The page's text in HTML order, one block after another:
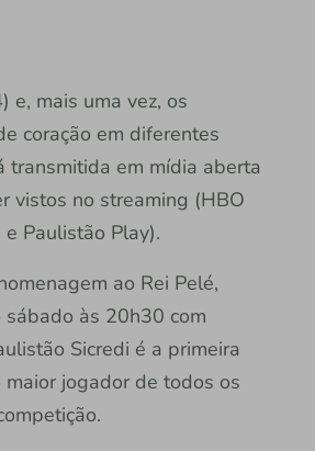
e, mais uma vez, os
coração em diferentes
transmitida em mídia aberta
vistos no streaming (HBO
Paulistão Play).
ao Rei Pelé,
às 20h30 com
Sicredi é a primeira
jogador de todos os